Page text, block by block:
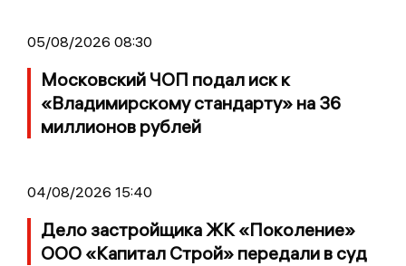
05/08/2026 08:30
Московский ЧОП подал иск к
«Владимирскому стандарту» на 36
миллионов рублей
04/08/2026 15:40
Дело застройщика ЖК «Поколение»
ООО «Капитал Строй» передали в суд